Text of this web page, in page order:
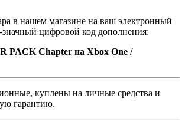
в нашем магазине на ваш электронный
значный цифровой код дополнения:
PACK Chapter на Xbox One /
куплены на личные средства и
гарантию.